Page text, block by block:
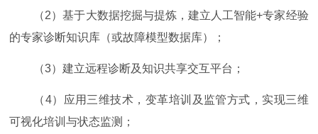
（2）基于大数据挖掘与提炼，建立人工智能+专家经验
的专家诊断知识库（或故障模型数据库）；
（3）建立远程诊断及知识共享交互平台；
（4）应用三维技术，变革培训及监管方式，实现三维
可视化培训与状态监测；